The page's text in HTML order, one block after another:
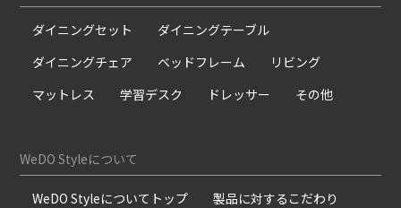
ダイニングセット
ダイニングテーブル
ダイニングチェア
ベッドフレーム
リビング
マットレス
学習デスク ドレッサー その他
WeDO Styleについて
WeDO Styleについてトップ
製品に対するこだわり